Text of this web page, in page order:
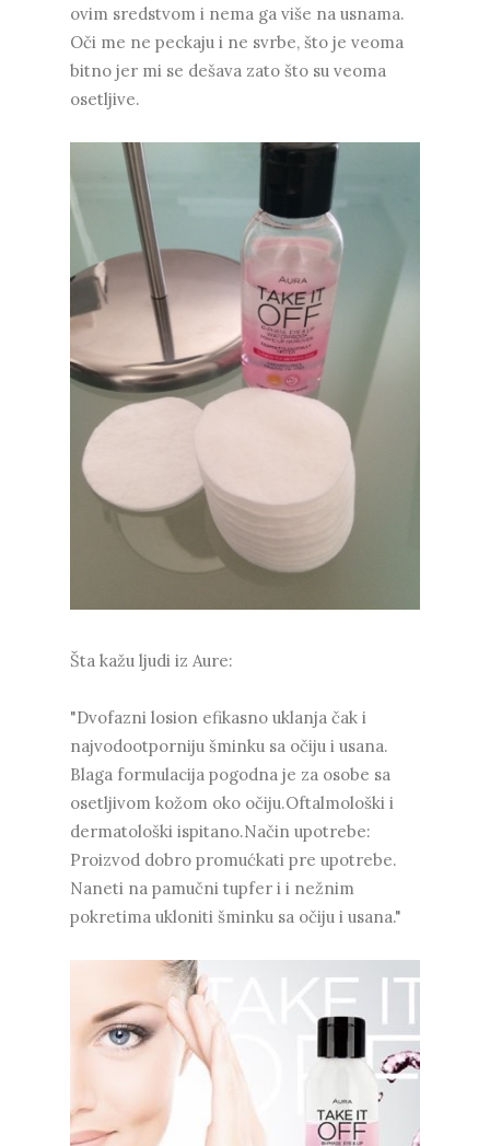
ovim sredstvom i nema ga više na usnama.
Oči me ne peckaju i ne svrbe, što je veoma
bitno jer mi se dešava zato što su veoma
osetljive.
Šta kažu ljudi iz Aure:
"Dvofazni losion efikasno uklanja čak i
najvodootporniju šminku sa očiju i usana.
Blaga formulacija pogodna je za osobe sa
osetljivom kožom oko očiju.Oftalmološki i
dermatološki ispitano.Način upotrebe:
Proizvod dobro promućkati pre upotrebe.
Naneti na pamučni tupfer i i nežnim
pokretima ukloniti šminku sa očiju i usana."